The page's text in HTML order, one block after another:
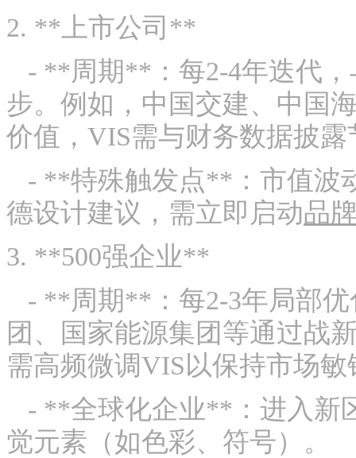
2. **上市公司**
- **周期**：每2-4年迭代，
步。例如，中国交建、中国
价值，VIS需与财务数据披露
- **特殊触发点**：市值波
德设计建议，需立即启动品
3. **500强企业**
- **周期**：每2-3年局部优
团、国家能源集团等通过战
需高频微调VIS以保持市场敏
- **全球化企业**：进入新
觉元素（如色彩、符号）。